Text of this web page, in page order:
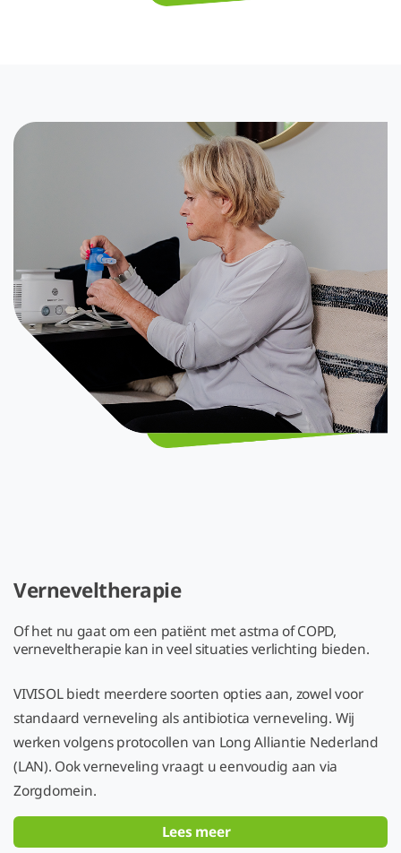
Verneveltherapie
Of het nu gaat om een patiënt met astma of COPD,
verneveltherapie kan in veel situaties verlichting bieden.
VIVISOL biedt meerdere soorten opties aan, zowel voor
standaard verneveling als antibiotica verneveling. Wij
werken volgens protocollen van Long Alliantie Nederland
(LAN). Ook verneveling vraagt u eenvoudig aan via
Zorgdomein.
Lees meer